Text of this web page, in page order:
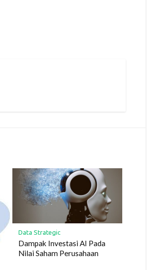
Data Strategic
Dampak Investasi AI Pada
Nilai Saham Perusahaan